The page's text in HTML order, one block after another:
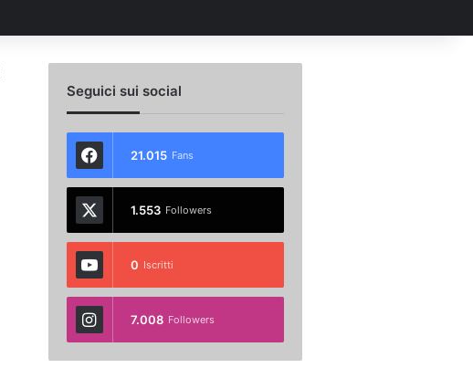
Seguici sui social
21.015 Fans
1.553 Followers
0 Iscritti
7.008 Followers